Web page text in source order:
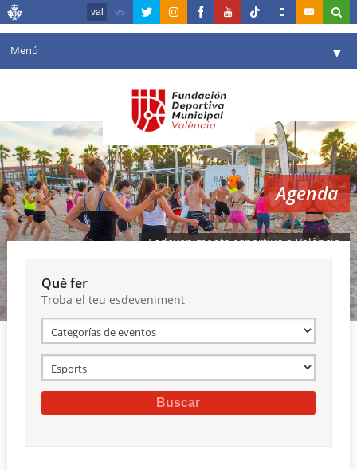
val es
Menú ▼
Agenda
Instal·lacions ▼
Comunicació ▼
València en esport ▼
Reserves
Agenda
Esdeveniments esportius a València
Què fer
Troba el teu esdeveniment